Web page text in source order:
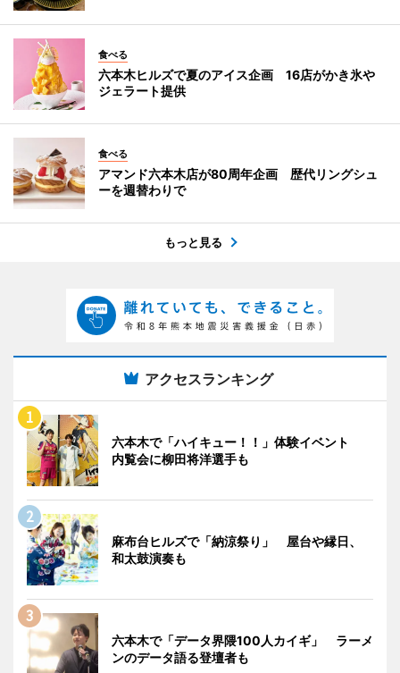
食べる
六本木ヒルズで夏のアイス企画 16店がかき氷や
ジェラート提供
食べる
アマンド六本木店が80周年企画 歴代リングシュ
ーを週替わりで
もっと見る
アクセスランキング
六本木で「ハイキュー！！」体験イベント
内覧会に柳田将洋選手も
麻布台ヒルズで「納涼祭り」 屋台や縁日、
和太鼓演奏も
六本木で「データ界隈100人カイギ」 ラーメ
ンのデータ語る登壇者も